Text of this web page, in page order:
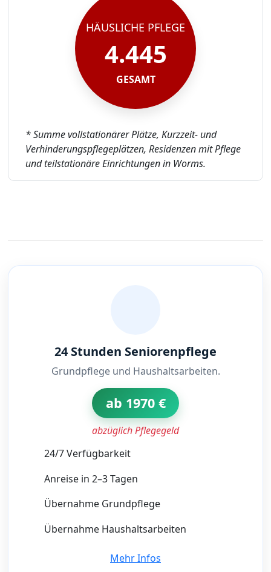
HÄUSLICHE PFLEGE
4.445
GESAMT
* Summe vollstationärer Plätze, Kurzzeit- und
Verhinderungspflegeplätzen, Residenzen mit Pflege
und teilstationäre Einrichtungen in Worms.
24 Stunden Seniorenpflege
Grundpflege und Haushaltsarbeiten.
ab 1970 €
abzüglich Pflegegeld
24/7 Verfügbarkeit
Anreise in 2–3 Tagen
Übernahme Grundpflege
Übernahme Haushaltsarbeiten
Mehr Infos